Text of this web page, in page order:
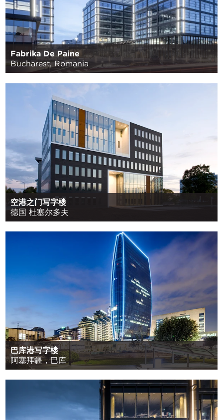
Fabrika De Paine
Bucharest, Romania
空港之门写字楼
德国 杜塞尔多夫
巴库港写字楼
阿塞拜疆，巴库